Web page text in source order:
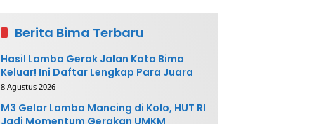
Berita Bima Terbaru
Hasil Lomba Gerak Jalan Kota Bima
Keluar! Ini Daftar Lengkap Para Juara
8 Agustus 2026
M3 Gelar Lomba Mancing di Kolo, HUT RI
Jadi Momentum Gerakan UMKM